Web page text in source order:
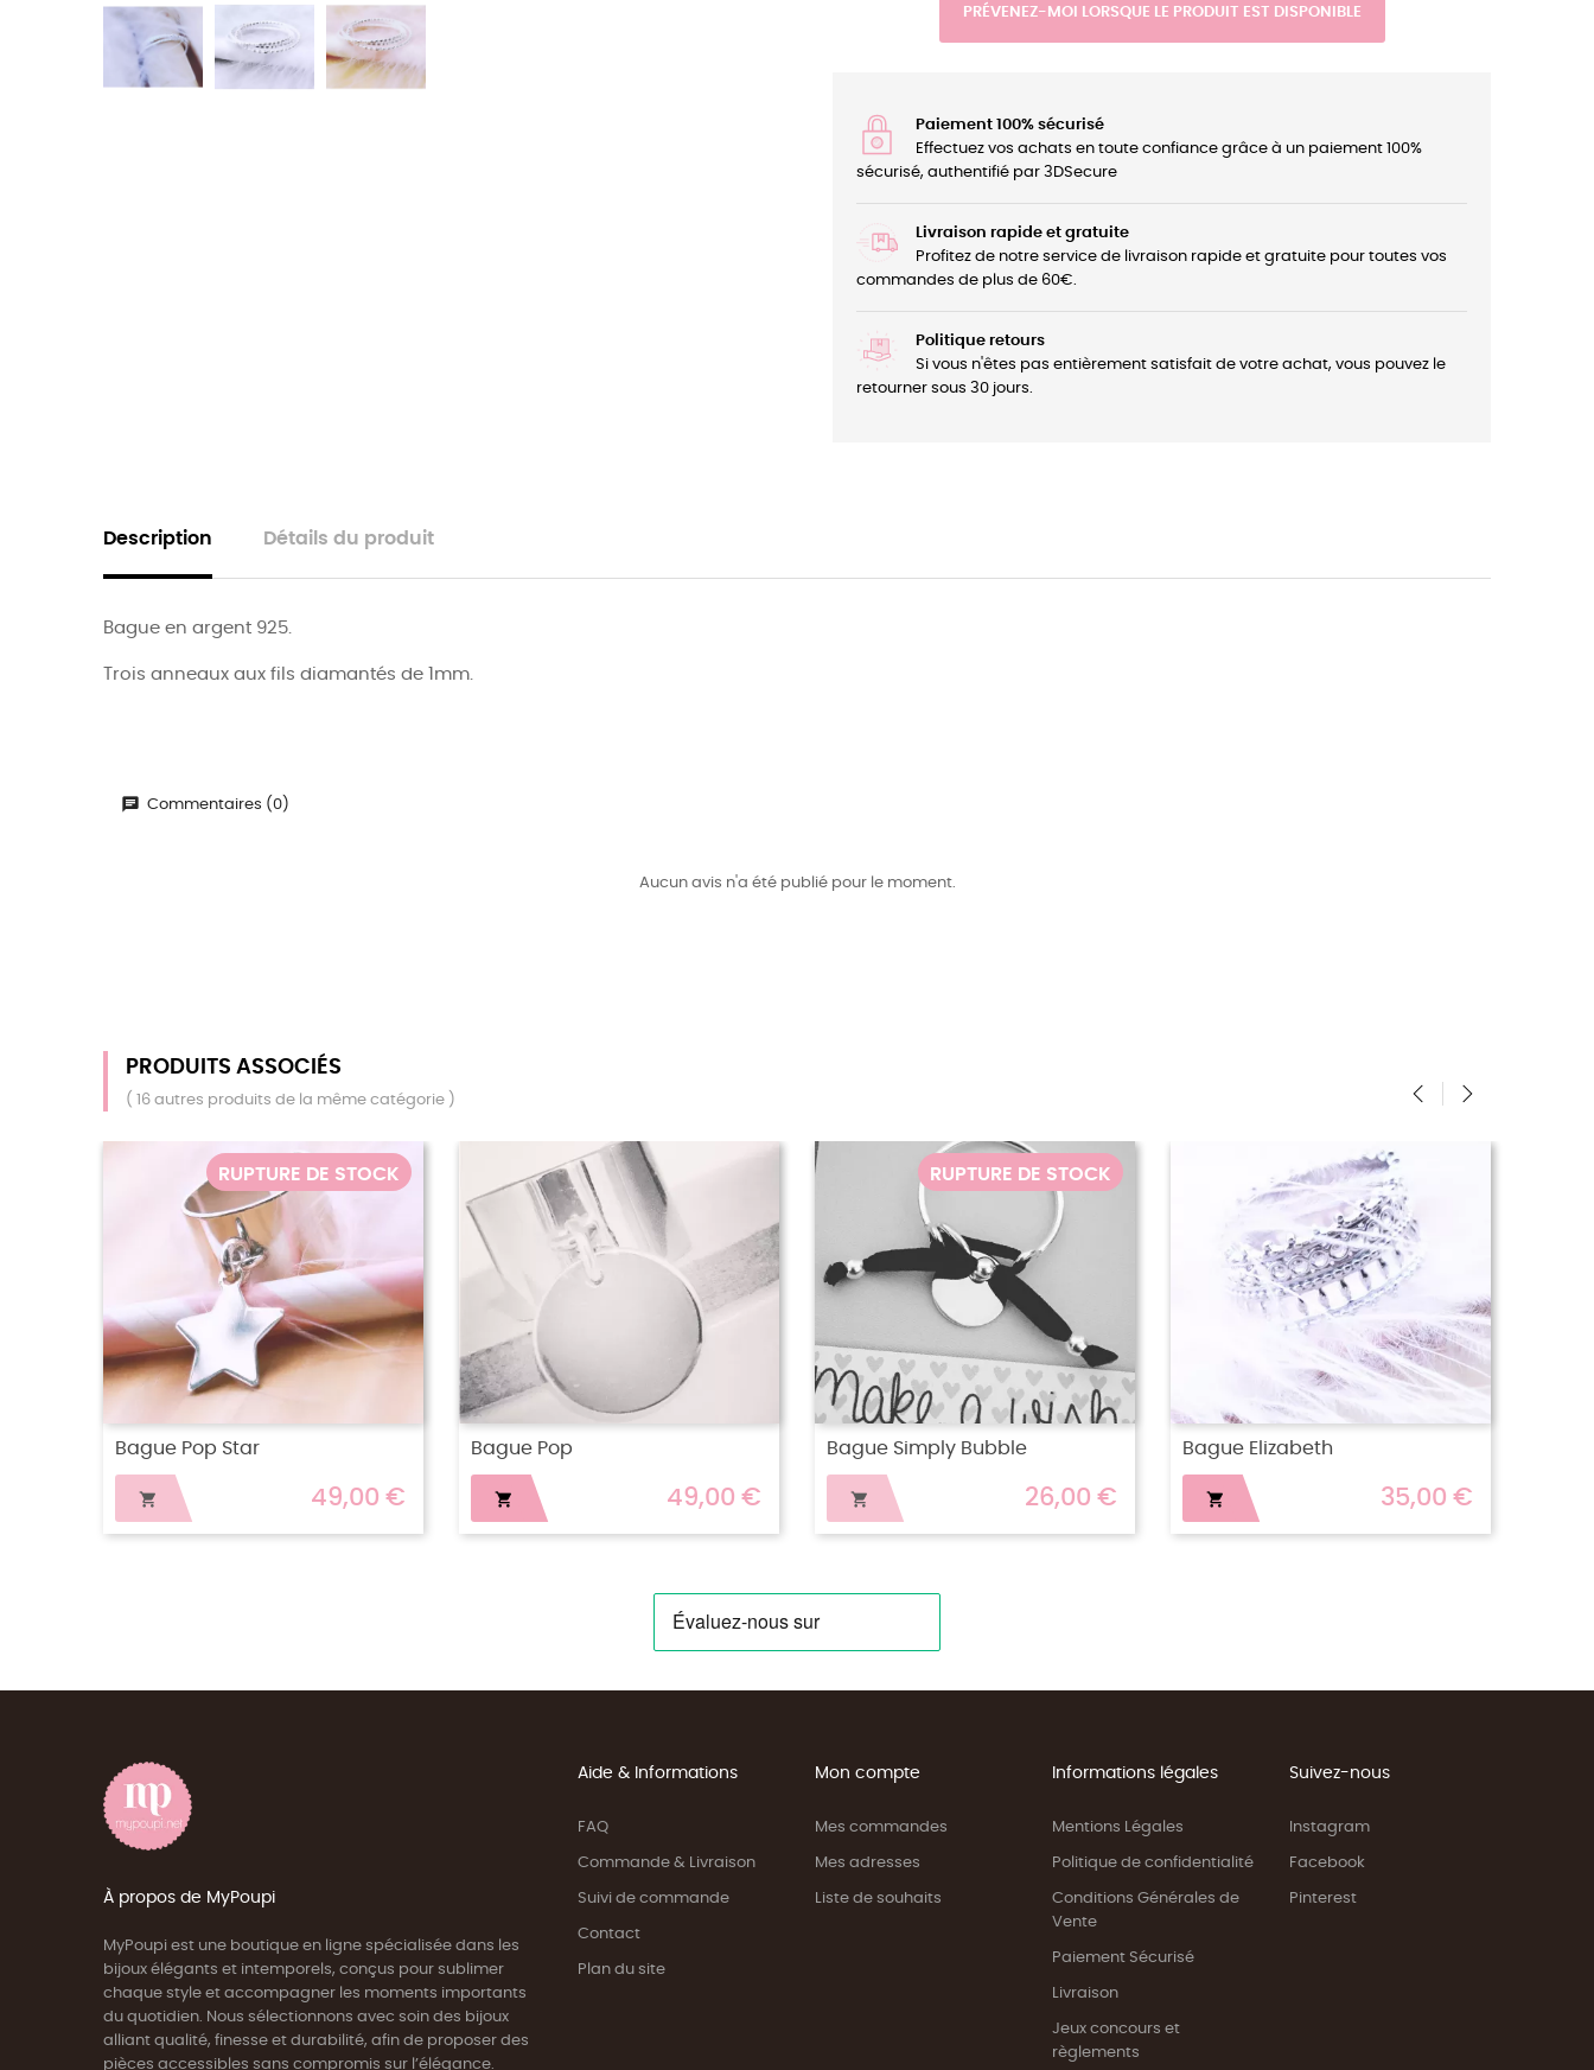
PRÉVENEZ-MOI LORSQUE LE PRODUIT EST DISPONIBLE
Paiement 100% sécurisé
Effectuez vos achats en toute confiance grâce à un paiement 100%
sécurisé, authentifié par 3DSecure
Livraison rapide et gratuite
Profitez de notre service de livraison rapide et gratuite pour toutes vos
commandes de plus de 60€.
Politique retours
Si vous n'êtes pas entièrement satisfait de votre achat, vous pouvez le
retourner sous 30 jours.
Description Détails du produit
Bague en argent 925.
Trois anneaux aux fils diamantés de 1mm.
Commentaires (0)
Aucun avis n'a été publié pour le moment.
PRODUITS ASSOCIÉS
( 16 autres produits de la même catégorie )
26,00 €
Bague Elizabeth
35,00 €
RUPTURE DE STOCK
Bague Miss Pretty Bellissima
40,00 €
RUPTURE DE STOCK
Bague My Little Pop
38,00 €
RUPTURE DE STOCK
Bague Tessy
À propos de MyPoupi
MyPoupi est une boutique en ligne spécialisée dans les
bijoux élégants et intemporels, conçus pour sublimer
chaque style et accompagner les moments importants
du quotidien. Nous sélectionnons avec soin des bijoux
alliant qualité, finesse et durabilité, afin de proposer des
pièces accessibles sans compromis sur l’élégance.
Aide & Informations
FAQ
Commande & Livraison
Suivi de commande
Contact
Plan du site
Mon compte
Mes commandes
Mes adresses
Liste de souhaits
Informations légales
Mentions Légales
Politique de confidentialité
Conditions Générales de
Vente
Paiement Sécurisé
Livraison
Jeux concours et
règlements
Suivez-nous
Instagram
Facebook
Pinterest